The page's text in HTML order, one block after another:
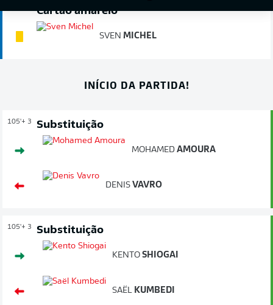
Cartão amarelo
SVEN MICHEL
INÍCIO DA PARTIDA!
105'+ 3 Substituição
MOHAMED AMOURA
DENIS VAVRO
105'+ 3 Substituição
KENTO SHIOGAI
SAËL KUMBEDI